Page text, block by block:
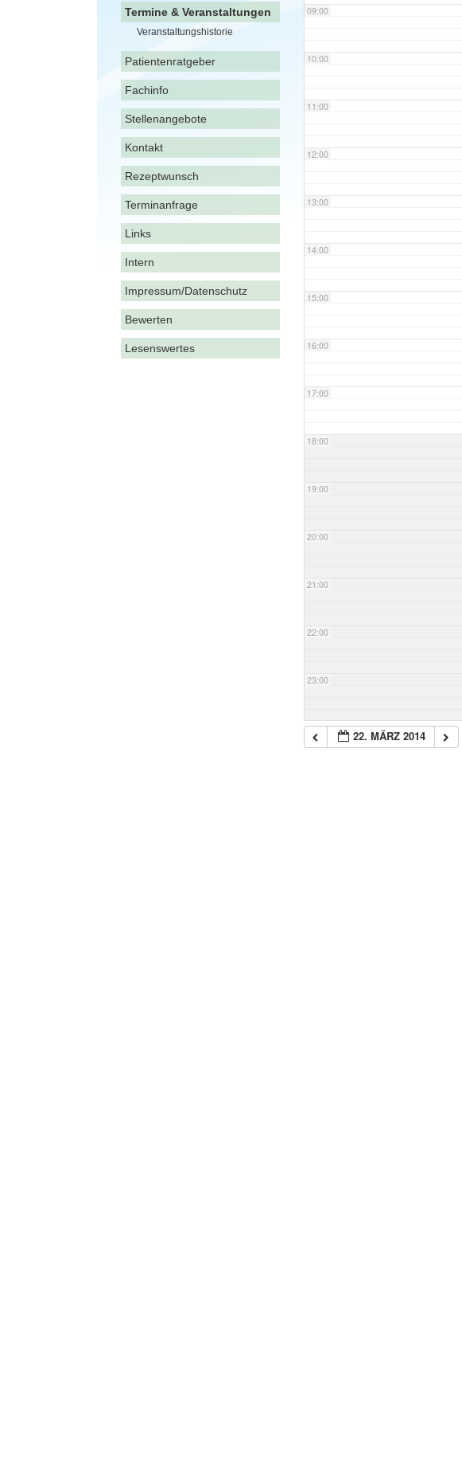
Termine & Veranstaltungen
Veranstaltungshistorie
Patientenratgeber
Fachinfo
Stellenangebote
Kontakt
Rezeptwunsch
Terminanfrage
Links
Intern
Impressum/Datenschutz
Bewerten
Lesenswertes
09:00
10:00
11:00
12:00
13:00
14:00
15:00
16:00
17:00
18:00
19:00
20:00
21:00
22:00
23:00
22. MÄRZ 2014